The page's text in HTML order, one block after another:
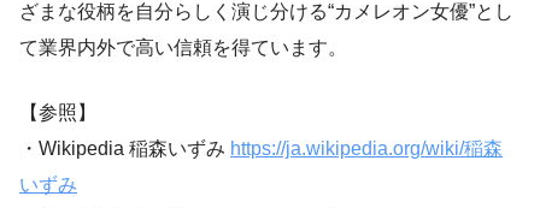
ざまな役柄を自分らしく演じ分ける“カメレオン女優”とし
て業界内外で高い信頼を得ています。
【参照】
・Wikipedia 稲森いずみ https://ja.wikipedia.org/wiki/稲森
いずみ